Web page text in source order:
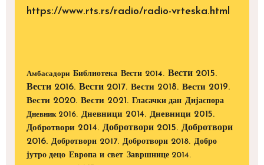
https://www.rts.rs/radio/radio-vrteska.html
Амбасадори Библиотека Вести 2014. Вести 2015.
Вести 2016. Вести 2017. Вести 2018. Вести 2019.
Вести 2020. Вести 2021. Гласачки дан Дијаспора
Дневник 2016. Дневници 2014. Дневници 2015.
Добротвори 2014. Добротвори 2015. Добротвори
2016. Добротвори 2017. Добротвори 2018. Добро
јутро децо Европа и свет Завршнице 2014.